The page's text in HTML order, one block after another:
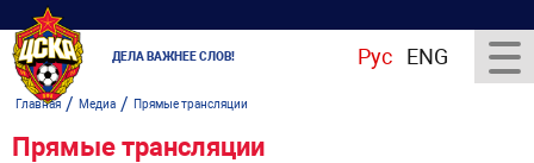
ДЕЛА ВАЖНЕЕ СЛОВ! Рус ENG
Главная/ Медиа / Прямые трансляции
Прямые трансляции